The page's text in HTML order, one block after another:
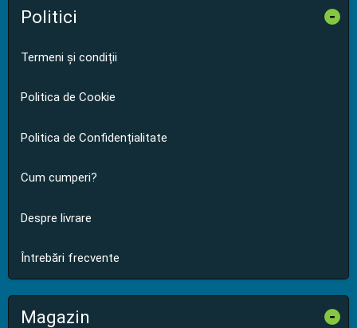
Politici -
Termeni și condiții
Politica de Cookie
Politica de Confidențialitate
Cum cumperi?
Despre livrare
Întrebări frecvente
Magazin -